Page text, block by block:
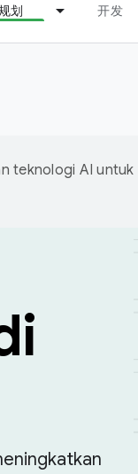
划 开发
teknologi AI untuk